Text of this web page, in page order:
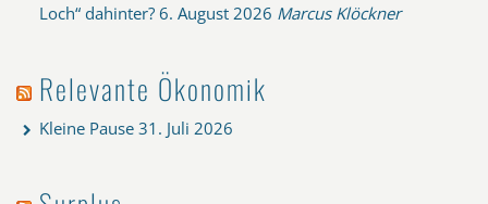
Loch“ dahinter? 6. August 2026 Marcus Klöckner
Relevante Ökonomik
Kleine Pause 31. Juli 2026